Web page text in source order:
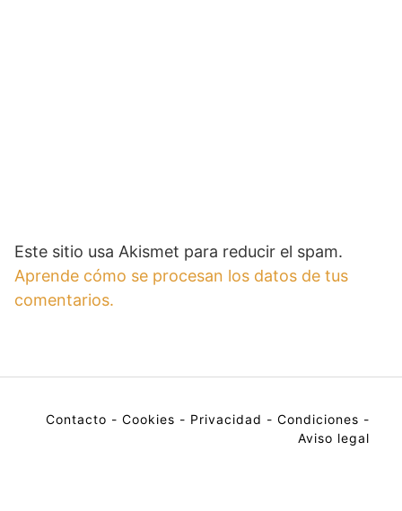
Este sitio usa Akismet para reducir el spam.
Aprende cómo se procesan los datos de tus
comentarios.
Contacto - Cookies - Privacidad - Condiciones -
Aviso legal